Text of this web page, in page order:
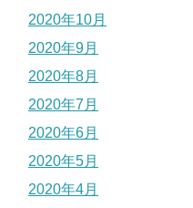
2020年10月
2020年9月
2020年8月
2020年7月
2020年6月
2020年5月
2020年4月